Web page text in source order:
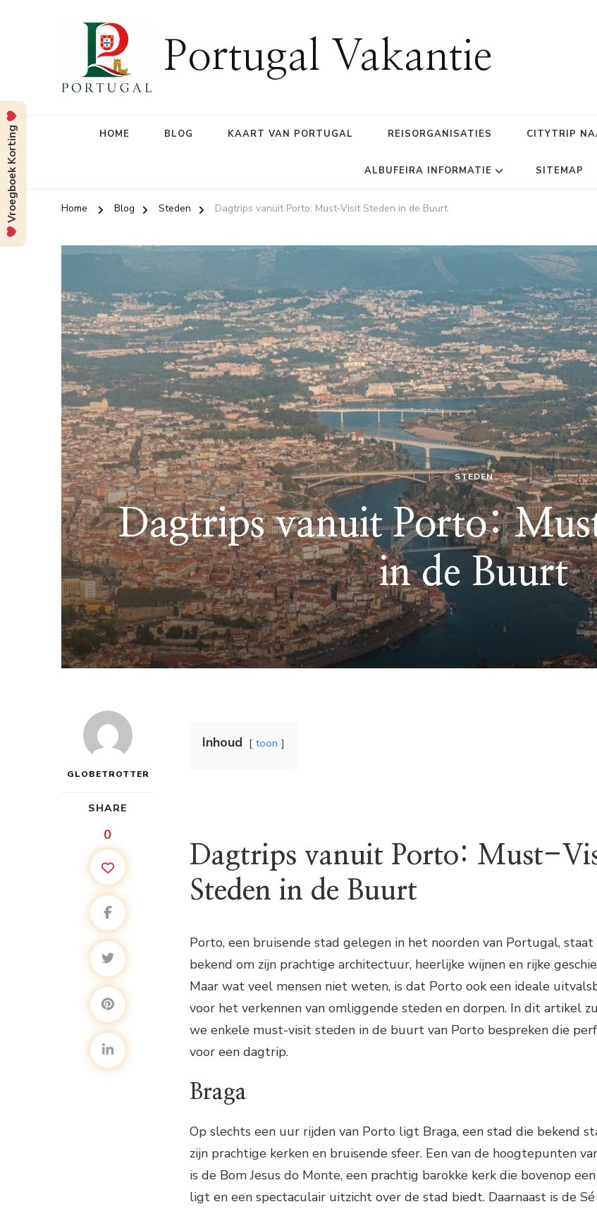
Portugal Vakantie
HOME BLOG KAART VAN PORTUGAL REISORGANISATIES CITYTRIP
ALBUFEIRA INFORMATIE SITEMAP
Home Blog Steden Dagtrips vanuit Porto: Must-Visit Steden in de Buurt
STEDEN
Dagtrips vanuit Porto:
in de Buurt
GLOBETROTTER
SHARE
0
Inhoud toon
Dagtrips vanuit Porto: Must-
Steden in de Buurt
Porto, een bruisende stad gelegen in het noorden van Portugal, staat
bekend om zijn prachtige architectuur, heerlijke wijnen en rijke
Maar wat veel mensen niet weten, is dat Porto ook een ideale
voor het verkennen van omliggende steden en dorpen. In dit artikel
we enkele must-visit steden in de buurt van Porto bespreken die
voor een dagtrip.
Braga
Op slechts een uur rijden van Porto ligt Braga, een stad die bekend
zijn prachtige kerken en bruisende sfeer. Een van de hoogtepunten
is de Bom Jesus do Monte, een prachtig barokke kerk die bovenop
ligt en een spectaculair uitzicht over de stad biedt. Daarnaast is de
Vroegboek Korting